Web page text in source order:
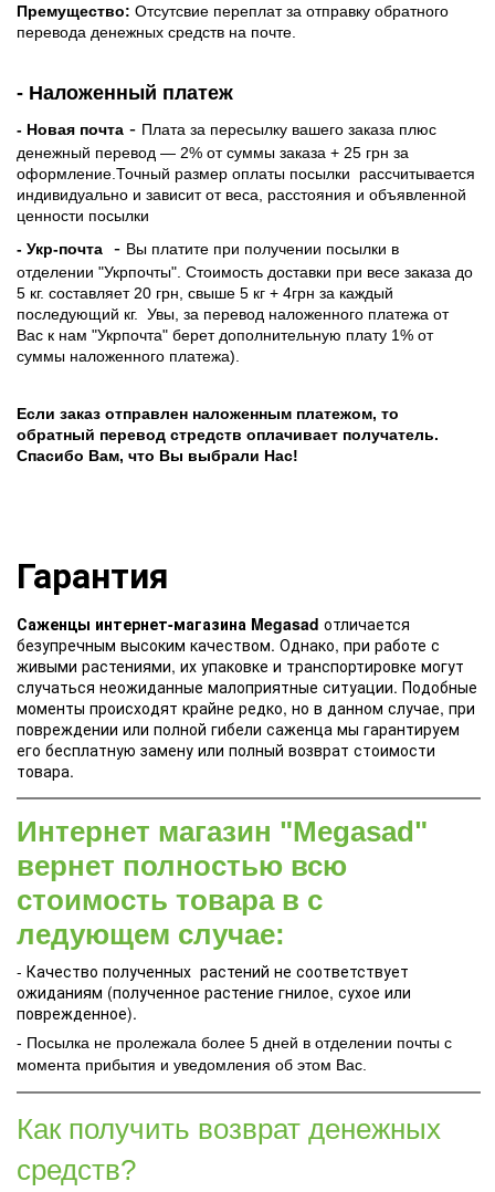
Премущество: Отсутсвие переплат за отправку обратного
перевода денежных средств на почте.
- Наложенный платеж
- Новая почта - Плата за пересылку вашего заказа плюс
денежный перевод — 2% от суммы заказа + 25 грн за
оформление.Точный размер оплаты посылки рассчитывается
индивидуально и зависит от веса, расстояния и объявленной
ценности посылки
- Укр-почта
- Вы платите при получении посылки в
отделении "Укрпочты". Стоимость доставки при весе заказа до
5 кг. составляет 20 грн, свыше 5 кг + 4грн за каждый
последующий кг. Увы, за перевод наложенного платежа от
Вас к нам "Укрпочта" берет дополнительную плату 1% от
суммы наложенного платежа).
Если заказ отправлен наложенным платежом, то
обратный перевод стредств оплачивает получатель.
Спасибо Вам, что Вы выбрали Нас!
Гарантия
Саженцы интернет-магазина Megasad отличается
безупречным высоким качеством. Однако, при работе с
живыми растениями, их упаковке и транспортировке могут
случаться неожиданные малоприятные ситуации. Подобные
моменты происходят крайне редко, но в данном случае, при
повреждении или полной гибели саженца мы гарантируем
его бесплатную замену или полный возврат стоимости
товара.
Интернет магазин "Megasad"
вернет полностью всю
стоимость товара в с
ледующем случае:
- Качество полученных растений не соответствует
ожиданиям (полученное растение гнилое, сухое или
поврежденное).
- Посылка не пролежала более 5 дней в отделении почты с
момента прибытия и уведомления об этом Вас.
Как получить возврат денежных
средств?